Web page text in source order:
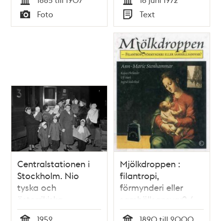
Maria barnhärbärge
""Sparvhemmet""
som revs 1907
Tid
Typ
Foto
under
miljövårdskonferensen
1972
Tid
Typ
Text
Centralstationen i
Stockholm. Nio
tyska och
österrikiska
ensamstående barn
Mjölkdroppen :
filantropi,
förmynderi eller
samhällsansvar? /
Anne-Marie